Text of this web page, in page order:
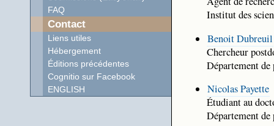
Institut des
Benoit Dubreuil
Chercheur
Département
Nicolas Payette
Étudiant au
Département
FAQ
Contact
Liens utiles
Hébergement
Éditions précédentes
Cognitio sur Facebook
ENGLISH